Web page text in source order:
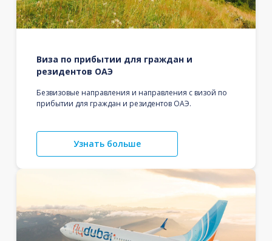
Виза по прибытии для граждан и
резидентов ОАЭ
Безвизовые направления и направления с визой по
прибытии для граждан и резидентов ОАЭ.
Узнать больше